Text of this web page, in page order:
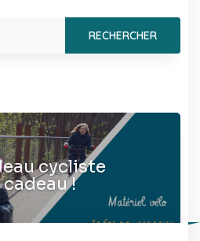
cycliste
!